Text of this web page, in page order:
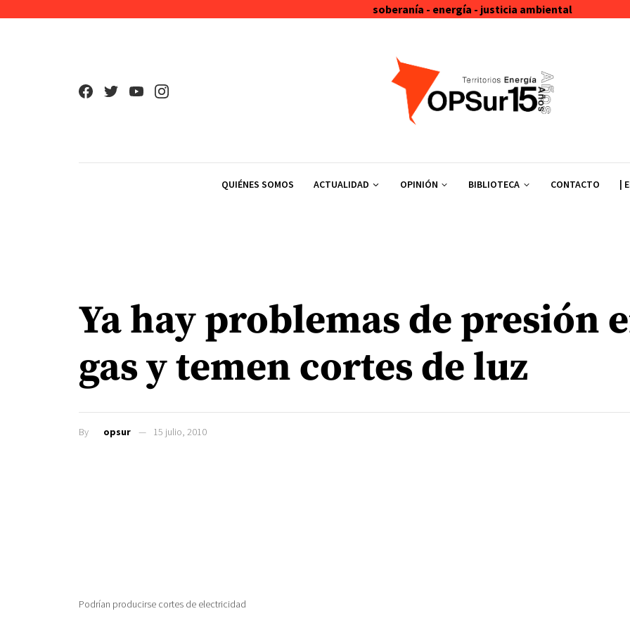
soberanía - energía - justicia ambiental
QUIÉNES SOMOS ACTUALIDAD OPINIÓN BIBLIOTECA CONTACTO |
Ya hay problemas de presión
gas y temen cortes de luz
By opsur 15 julio, 2010
Podrían producirse cortes de electricidad